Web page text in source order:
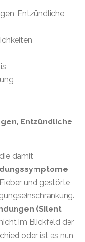
Entzündliche
Entzündliche
damit
und gestörte
(Silent
im Blickfeld der
oder ist es nun